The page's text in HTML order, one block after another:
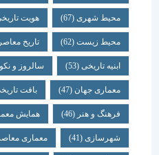
محیط شهری(67) هویت تاریخی(67)
محیط زیست(62) تاریخ معاصر(60)
ابنیه تاریخی(53) سالروز و نکوداشت(52)
معماری جهان (47) بافت تاریخی(47)
فرهنگ و هنر(46) همایش معماری (46)
شهرسازی(41) معماری معاصر(40)